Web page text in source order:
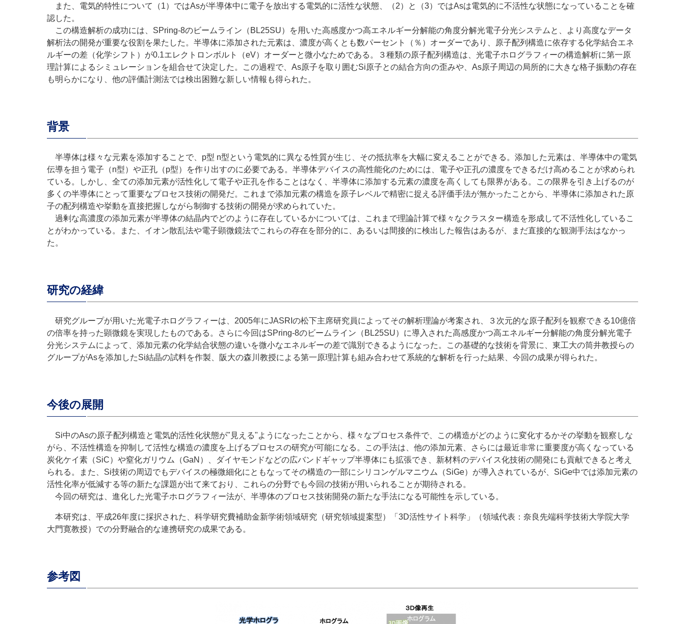
また、電気的特性について（1）ではAsが半導体中に電子を放出する電気的に活性な状態、（2）と（3）ではAsは電気的に不活性な状態になっていることを確
認した。
この構造解析の成功には、SPring-8のビームライン（BL25SU）を用いた高感度かつ高エネルギー分解能の角度分解光電子分光システムと、より高度なデータ
解析法の開発が重要な役割を果たした。半導体に添加された元素は、濃度が高くとも数パーセント（％）オーダーであり、原子配列構造に依存する化学結合エネ
ルギーの差（化学シフト）が0.1エレクトロンボルト（eV）オーダーと微小なためである。３種類の原子配列構造は、光電子ホログラフィーの構造解析に第一原
理計算によるシミュレーションを組合せて決定した。この過程で、As原子を取り囲むSi原子との結合方向の歪みや、As原子周辺の局所的に大きな格子振動の存在
も明らかになり、他の評価計測法では検出困難な新しい情報も得られた。
背景
半導体は様々な元素を添加することで、p型 n型という電気的に異なる性質が生じ、その抵抗率を大幅に変えることができる。添加した元素は、半導体中の電気
伝導を担う電子（n型）や正孔（p型）を作り出すのに必要である。半導体デバイスの高性能化のためには、電子や正孔の濃度をできるだけ高めることが求められ
ている。しかし、全ての添加元素が活性化して電子や正孔を作ることはなく、半導体に添加する元素の濃度を高くしても限界がある。この限界を引き上げるのが
多くの半導体にとって重要なプロセス技術の開発だ。これまで添加元素の構造を原子レベルで精密に捉える評価手法が無かったことから、半導体に添加された原
子の配列構造や挙動を直接把握しながら制御する技術の開発が求められていた。
過剰な高濃度の添加元素が半導体の結晶内でどのように存在しているかについては、これまで理論計算で様々なクラスター構造を形成して不活性化しているこ
とがわかっている。また、イオン散乱法や電子顕微鏡法でこれらの存在を部分的に、あるいは間接的に検出した報告はあるが、まだ直接的な観測手法はなかっ
た。
研究の経緯
研究グループが用いた光電子ホログラフィーは、2005年にJASRIの松下主席研究員によってその解析理論が考案され、３次元的な原子配列を観察できる10億倍
の倍率を持った顕微鏡を実現したものである。さらに今回はSPring-8のビームライン（BL25SU）に導入された高感度かつ高エネルギー分解能の角度分解光電子
分光システムによって、添加元素の化学結合状態の違いを微小なエネルギーの差で識別できるようになった。この基礎的な技術を背景に、東工大の筒井教授らの
グループがAsを添加したSi結晶の試料を作製、阪大の森川教授による第一原理計算も組み合わせて系統的な解析を行った結果、今回の成果が得られた。
今後の展開
Si中のAsの原子配列構造と電気的活性化状態が"見える"ようになったことから、様々なプロセス条件で、この構造がどのように変化するかその挙動を観察しな
がら、不活性構造を抑制して活性な構造の濃度を上げるプロセスの研究が可能になる。この手法は、他の添加元素、さらには最近非常に重要度が高くなっている
炭化ケイ素（SiC）や窒化ガリウム（GaN）、ダイヤモンドなどの広バンドギャップ半導体にも拡張でき、新材料のデバイス化技術の開発にも貢献できると考え
られる。また、Si技術の周辺でもデバイスの極微細化にともなってその構造の一部にシリコンゲルマニウム（SiGe）が導入されているが、SiGe中では添加元素の
活性化率が低減する等の新たな課題が出て来ており、これらの分野でも今回の技術が用いられることが期待される。
今回の研究は、進化した光電子ホログラフィー法が、半導体のプロセス技術開発の新たな手法になる可能性を示している。
本研究は、平成26年度に採択された、科学研究費補助金新学術領域研究（研究領域提案型）「3D活性サイト科学」（領域代表：奈良先端科学技術大学院大学
大門寛教授）での分野融合的な連携研究の成果である。
参考図